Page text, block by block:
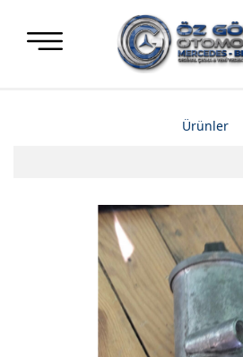
Ürünler
Mercedes Motor Aksamları ve
Mercedes Difransiyel
Mercedes Üst Kapaklar
Mercedes Direksiyon Power
Mercedes Radyatör ve İnterkol